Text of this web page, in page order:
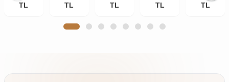
84
TL
Tane
(İri
TL
Akgünlük
(Günlük-
TL
Damla
10 gr
TL
Zerdeçal
TL